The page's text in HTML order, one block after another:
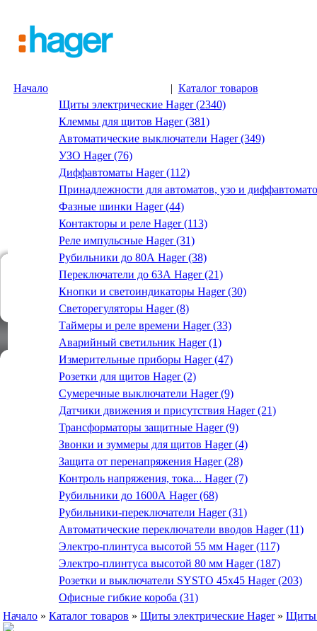
Начало | Каталог товаров
Щиты электрические Hager (2340)
Клеммы для щитов Hager (381)
Автоматические выключатели Hager (349)
УЗО Hager (76)
Диффавтоматы Hager (112)
Принадлежности для автоматов, узо и
Фазные шинки Hager (44)
Контакторы и реле Hager (113)
Реле импульсные Hager (31)
Рубильники до 80А Hager (38)
Переключатели до 63А Hager (21)
Кнопки и светоиндикаторы Hager (30)
Светорегуляторы Hager (8)
Таймеры и реле времени Hager (33)
Аварийный светильник Hager (1)
Измерительные приборы Hager (47)
Розетки для щитов Hager (2)
Сумеречные выключатели Hager (9)
Датчики движения и присутствия Hager (21)
Трансформаторы защитные Hager (9)
Звонки и зуммеры для щитов Hager (4)
Защита от перенапряжения Hager (28)
Контроль напряжения, тока... Hager (7)
Рубильники до 1600А Hager (68)
Рубильники-переключатели Hager (31)
Автоматические переключатели вводов Hager (11)
Электро-плинтуса высотой 55 мм Hager (117)
Электро-плинтуса высотой 80 мм Hager (187)
Розетки и выключатели SYSTO 45х45 Hager (203)
Офисные гибкие короба (31)
Начало » Каталог товаров » Щиты электрические Hager» Щиты